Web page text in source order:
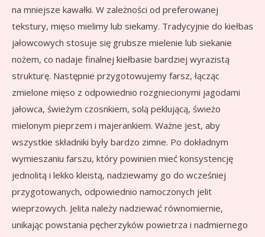
na mniejsze kawałki. W zależności od preferowanej
tekstury, mięso mielimy lub siekamy. Tradycyjnie do kiełbas
jałowcowych stosuje się grubsze mielenie lub siekanie
nożem, co nadaje finalnej kiełbasie bardziej wyrazistą
strukturę. Następnie przygotowujemy farsz, łącząc
zmielone mięso z odpowiednio rozgniecionymi jagodami
jałowca, świeżym czosnkiem, solą peklującą, świeżo
mielonym pieprzem i majerankiem. Ważne jest, aby
wszystkie składniki były bardzo zimne. Po dokładnym
wymieszaniu farszu, który powinien mieć konsystencję
jednolitą i lekko kleistą, nadziewamy go do wcześniej
przygotowanych, odpowiednio namoczonych jelit
wieprzowych. Jelita należy nadziewać równomiernie,
unikając powstania pęcherzyków powietrza i nadmiernego